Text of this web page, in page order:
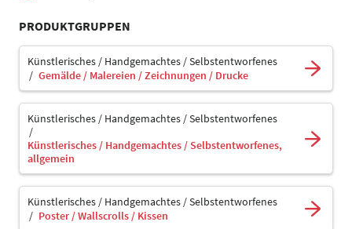
PRODUKTGRUPPEN
Künstlerisches / Handgemachtes / Selbstentworfenes
Gemälde / Malereien / Zeichnungen / Drucke
Künstlerisches / Handgemachtes / Selbstentworfenes
Künstlerisches / Handgemachtes / Selbstentworfenes,
allgemein
Künstlerisches / Handgemachtes / Selbstentworfenes
Poster / Wallscrolls / Kissen